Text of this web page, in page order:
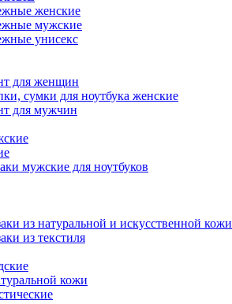
женские
мужские
унисекс
для женщин
сумки для ноутбука женские
для мужчин
мужские для ноутбуков
из натуральной и искусственной кожи
из текстиля
кожи